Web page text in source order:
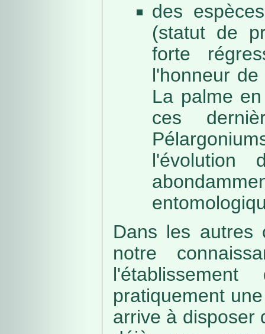
des
(statut de
forte
l'honneur
La palme
ces
l'évolution
Dans les autres
notre
pratiquement
arrive à disposer